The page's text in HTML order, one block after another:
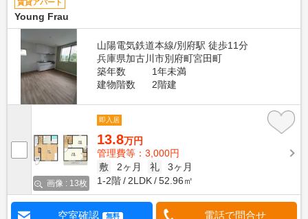
賃貸アパート
Young Frau
山陽電気鉄道本線/別府駅 徒歩11分
兵庫県加古川市別府町宮田町
築年数
1年未満
建物階数
2階建
画像 : 13枚
即入居
13.8万円
管理費等：3,000円
敷
2ヶ月 礼
3ヶ月
1-2階
2LDK 52.96㎡
空室確認 無料 電話で問合せ